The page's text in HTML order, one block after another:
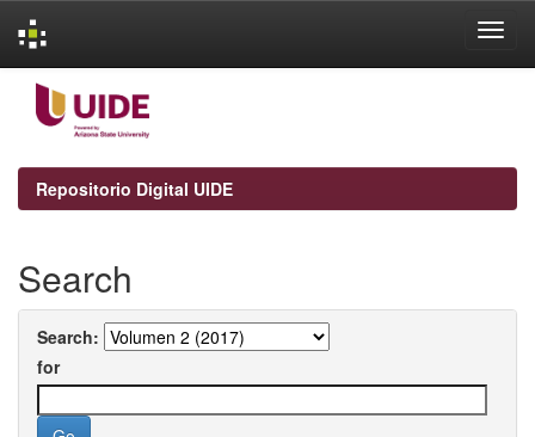
navigation
Repositorio Digital UIDE
Search
Search:
for